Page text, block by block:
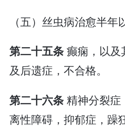
（五）丝虫病治愈半年
第二十五条癫痫，以及
及后遗症，不合格。
第二十六条精神分裂症
离性障碍，抑郁症，躁